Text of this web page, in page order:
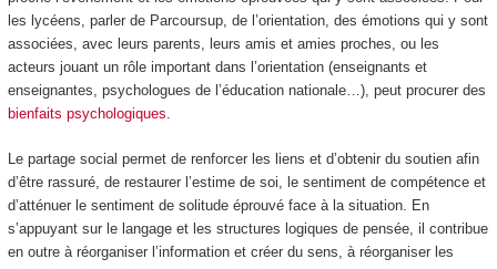
les lycéens, parler de Parcoursup, de l’orientation, des émotions qui y sont
associées, avec leurs parents, leurs amis et amies proches, ou les
acteurs jouant un rôle important dans l’orientation (enseignants et
enseignantes, psychologues de l’éducation nationale…), peut procurer des
bienfaits psychologiques.
Le partage social permet de renforcer les liens et d’obtenir du soutien afin
d’être rassuré, de restaurer l’estime de soi, le sentiment de compétence et
d’atténuer le sentiment de solitude éprouvé face à la situation. En
s’appuyant sur le langage et les structures logiques de pensée, il contribue
en outre à réorganiser l’information et créer du sens, à réorganiser les